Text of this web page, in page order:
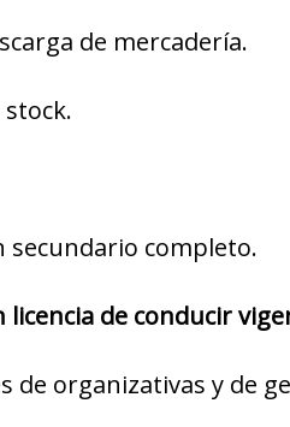
de mercadería.
secundario completo.
licencia de conducir
de organizativas y de